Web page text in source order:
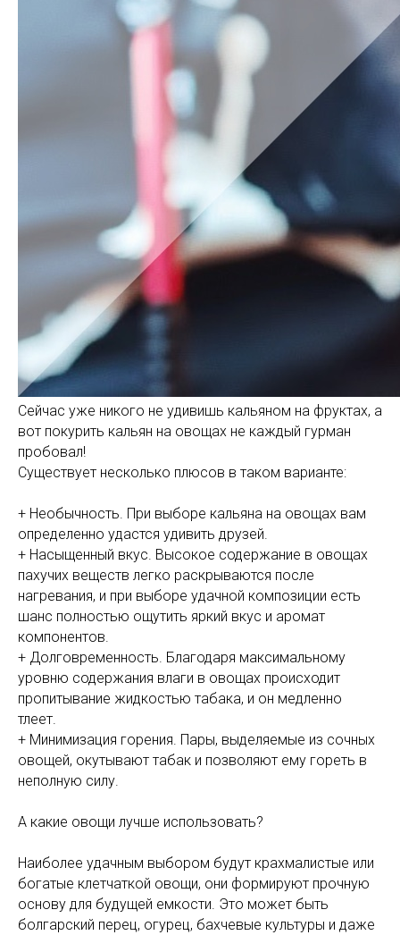
Сейчас уже никого не удивишь кальяном на фруктах, а
вот покурить кальян на овощах не каждый гурман
пробовал!
Существует несколько плюсов в таком варианте:
+ Необычность. При выборе кальяна на овощах вам
определенно удастся удивить друзей.
+ Насыщенный вкус. Высокое содержание в овощах
пахучих веществ легко раскрываются после
нагревания, и при выборе удачной композиции есть
шанс полностью ощутить яркий вкус и аромат
компонентов.
+ Долговременность. Благодаря максимальному
уровню содержания влаги в овощах происходит
пропитывание жидкостью табака, и он медленно
тлеет.
+ Минимизация горения. Пары, выделяемые из сочных
овощей, окутывают табак и позволяют ему гореть в
неполную силу.
А какие овощи лучше использовать?
Наиболее удачным выбором будут крахмалистые или
богатые клетчаткой овощи, они формируют прочную
основу для будущей емкости. Это может быть
болгарский перец, огурец, бахчевые культуры и даже